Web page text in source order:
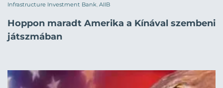
Infrastructure Investment Bank, AIIB
Hoppon maradt Amerika a Kínával szembeni
játszmában